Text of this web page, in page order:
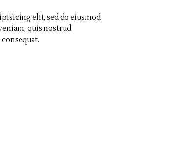
elit, sed do eiusmod
quis nostrud